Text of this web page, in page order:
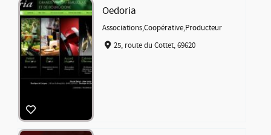
Oedoria
Associations,Coopérative,Producteur
25, route du Cottet, 69620